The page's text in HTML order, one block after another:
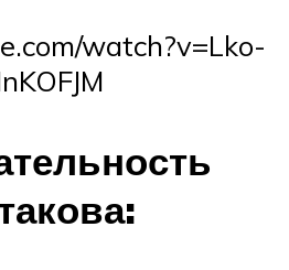
watch?v=Lko-